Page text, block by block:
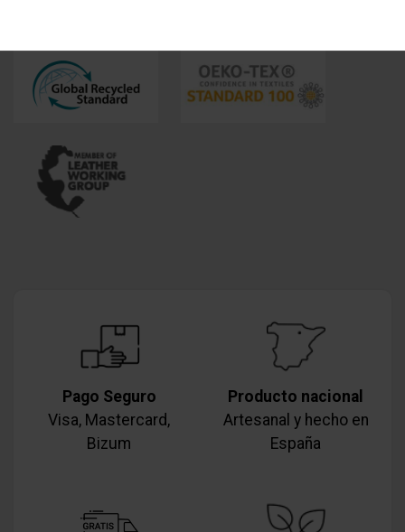
Pago Seguro
Visa, Mastercard,
Bizum
Producto nacional
Artesanal y hecho en
España